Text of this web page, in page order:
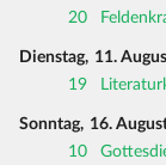
20
Dienstag, 11.
19
Sonntag, 16.
10